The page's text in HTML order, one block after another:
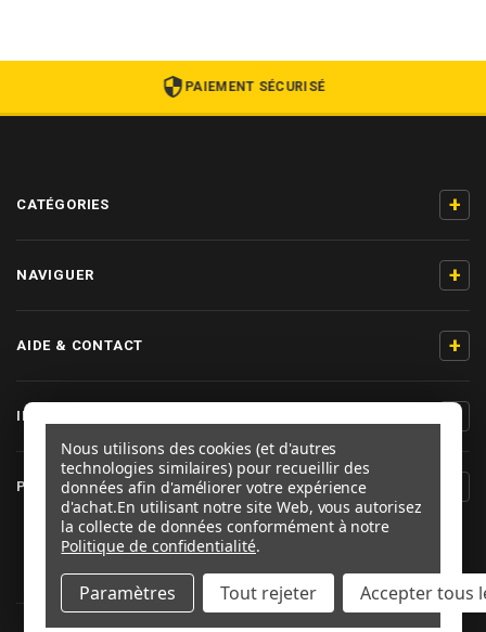
PAIEMENT SÉCURISÉ
CATÉGORIES +
NAVIGUER +
AIDE & CONTACT +
INFORMATIONS PRODUIT
PRO-BOLT FRANCE
SUIVEZ-NOUS
Nous utilisons des cookies (et d'autres
technologies similaires) pour recueillir des
données afin d'améliorer votre expérience
d'achat.En utilisant notre site Web, vous autorisez
la collecte de données conformément à notre
Politique de confidentialité.
Paramètres Tout rejeter Accepter tous